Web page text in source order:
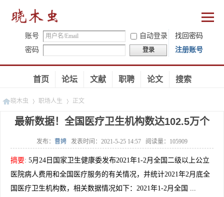
账号 自动登录
找回密码
密码
登录 注册账号
首页 论坛 文献 职聘 论文 搜索
晓木虫 职场人生
»
正文
最新数据！全国医疗卫生机构数达102.5万个
发布： 曹娉 发表时间： 2021-5-25 14:57 阅读量： 105909
摘要: 5月24日国家卫生健康委发布2021年1-2月全国二级以上公立
医院病人费用和全国医疗服务的有关情况，并统计2021年2月底全
国医疗卫生机构数，相关数据情况如下：2021年1-2月全国 ...